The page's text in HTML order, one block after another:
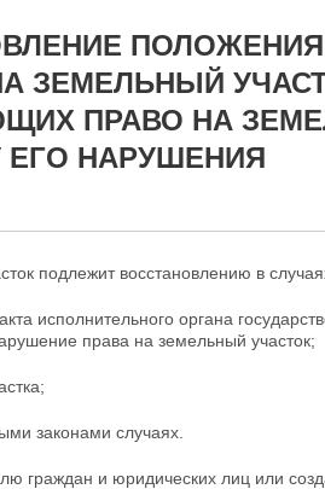
ЗЕМЕЛЬНЫЙ
ПРАВО НА
НАРУШЕНИЯ
подлежит восстановлению в
исполнительного органа
права на земельный участок;
законами случаях.
граждан и юридических лиц или